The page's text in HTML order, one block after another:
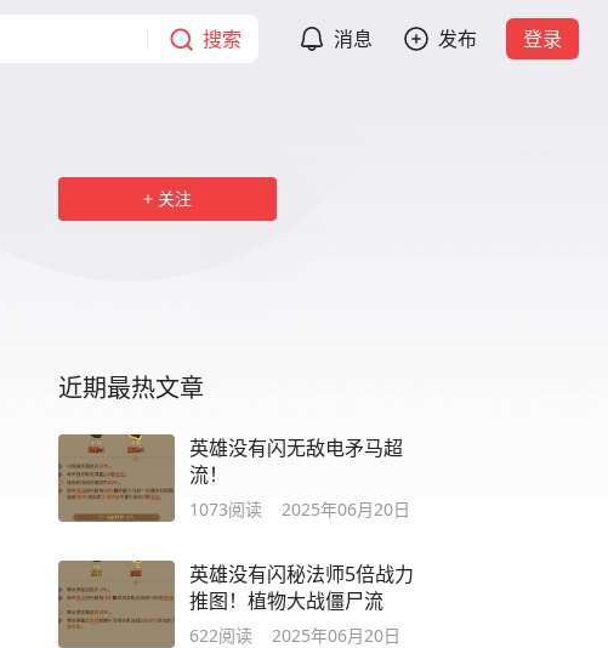
搜索 消息 发布 登录
关注
近期最热文章
英雄没有闪无敌电矛马超
流！
1073阅读 2025年06月20日
英雄没有闪秘法师5倍战力
推图！植物大战僵尸流
622阅读 2025年06月20日